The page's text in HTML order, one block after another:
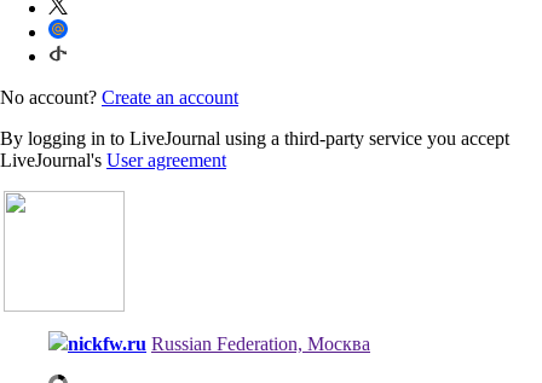
No account? Create an account
By logging in to LiveJournal using a third-party service you accept
LiveJournal's User agreement
nickfw.ru Russian Federation, Москва